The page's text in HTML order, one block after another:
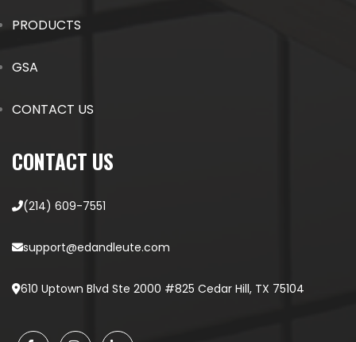
PRODUCTS
GSA
CONTACT US
CONTACT US
(214) 609-7551
support@edandleute.com
610 Uptown Blvd Ste 2000 #825 Cedar Hill, TX 75104